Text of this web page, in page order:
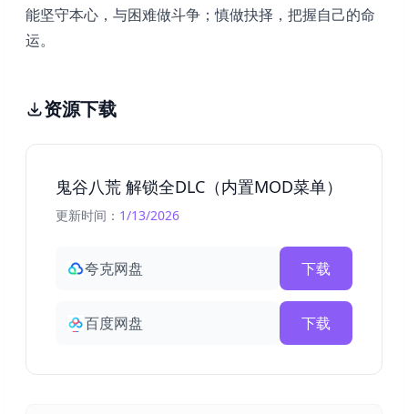
能坚守本心，与困难做斗争；慎做抉择，把握自己的命
运。
资源下载
鬼谷八荒 解锁全DLC（内置MOD菜单）
更新时间： 1/13/2026
夸克网盘 下载
百度网盘 下载